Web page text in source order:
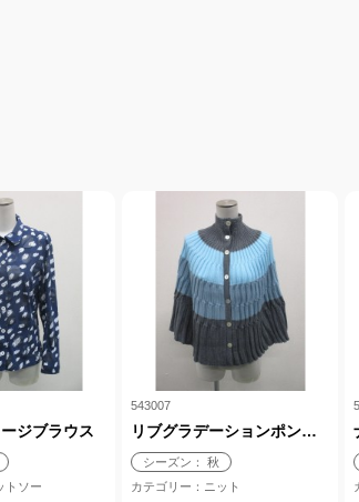
ジブラウス
トソー
543007
リブグラデーションポンチョ
シーズン： 秋
カテゴリー：ニット